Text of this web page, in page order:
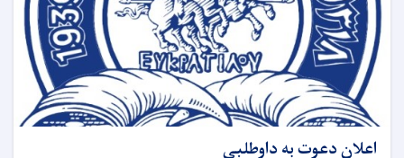
اعلان دعوت به داوطلبی